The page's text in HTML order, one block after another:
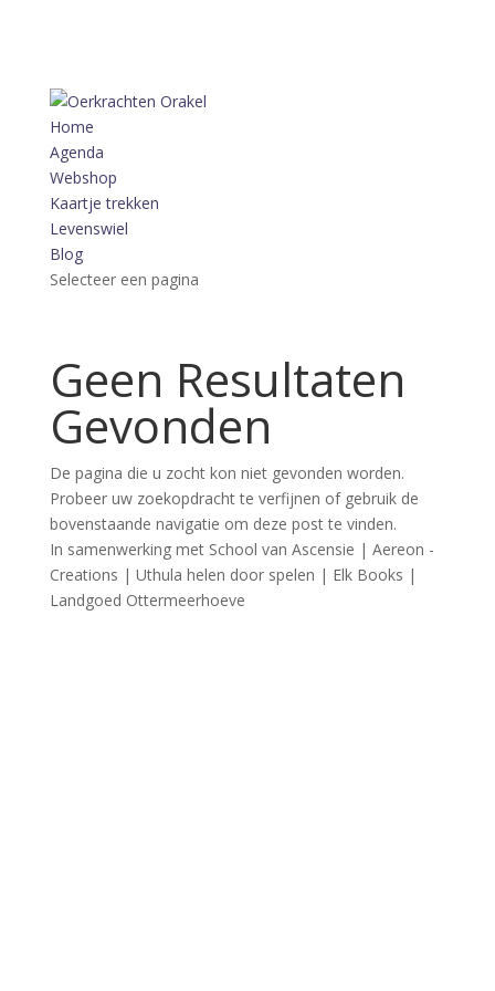
Home
Agenda
Webshop
Kaartje trekken
Levenswiel
Blog
Selecteer een pagina
Geen Resultaten
Gevonden
De pagina die u zocht kon niet gevonden worden.
Probeer uw zoekopdracht te verfijnen of gebruik de
bovenstaande navigatie om deze post te vinden.
In samenwerking met School van Ascensie | Aereon -
Creations | Uthula helen door spelen | Elk Books |
Landgoed Ottermeerhoeve